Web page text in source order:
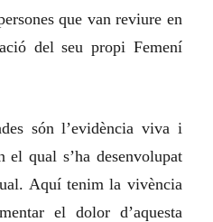
que van reviure en
del seu propi Femení
són l’evidència viva i
el qual s’ha desenvolupat
Aquí tenim la vivència
el dolor d’aquesta